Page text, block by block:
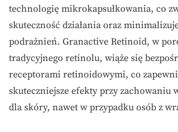
technologię mikrokapsułkowania, co
skuteczność działania oraz
podrażnień. Granactive Retinoid, w
tradycyjnego retinolu, wiąże się
receptorami retinoidowymi, co
skuteczniejsze efekty przy zachowaniu
dla skóry, nawet w przypadku osób z